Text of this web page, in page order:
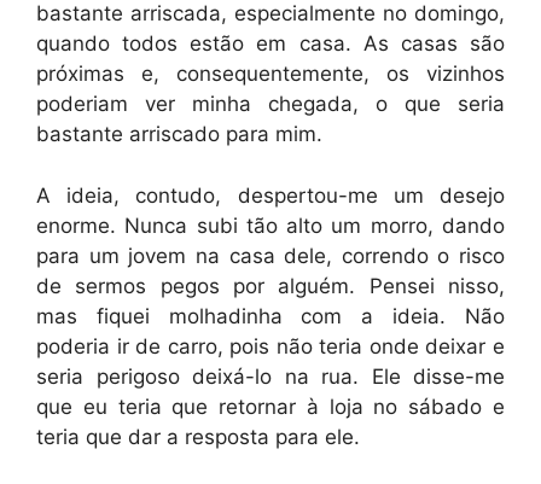
bastante arriscada, especialmente no domingo,
quando todos estão em casa. As casas são
próximas e, consequentemente, os vizinhos
poderiam ver minha chegada, o que seria
bastante arriscado para mim.
A ideia, contudo, despertou-me um desejo
enorme. Nunca subi tão alto um morro, dando
para um jovem na casa dele, correndo o risco
de sermos pegos por alguém. Pensei nisso,
mas fiquei molhadinha com a ideia. Não
poderia ir de carro, pois não teria onde deixar e
seria perigoso deixá-lo na rua. Ele disse-me
que eu teria que retornar à loja no sábado e
teria que dar a resposta para ele.